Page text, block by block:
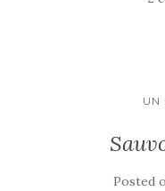
UN
Posted